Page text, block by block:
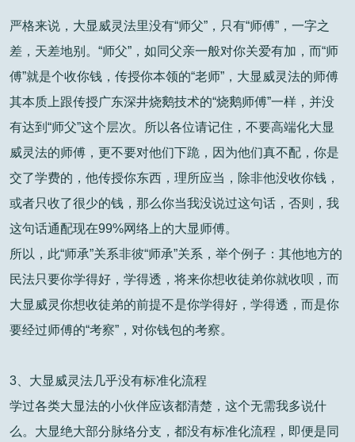
严格来说，大显威灵法里没有“师父”，只有“师傅”，一字之
差，天差地别。“师父”，如同父亲一般对你关爱有加，而“师
傅”就是个收你钱，传授你本领的“老师”，大显威灵法的师傅
其本质上跟传授广东深井烧鹅技术的“烧鹅师傅”一样，并没
有达到“师父”这个层次。所以各位请记住，不要高端化大显
威灵法的师傅，更不要对他们下跪，因为他们真不配，你是
交了学费的，他传授你东西，理所应当，除非他没收你钱，
或者只收了很少的钱，那么你当我没说过这句话，否则，我
这句话通配现在99%网络上的大显师傅。
所以，此“师承”关系非彼“师承”关系，举个例子：其他地方的
民法只要你学得好，学得透，将来你想收徒弟你就收呗，而
大显威灵你想收徒弟的前提不是你学得好，学得透，而是你
要经过师傅的“考察”，对你钱包的考察。
3、大显威灵法几乎没有标准化流程
学过各类大显法的小伙伴应该都清楚，这个无需我多说什
么。大显绝大部分脉络分支，都没有标准化流程，即便是同